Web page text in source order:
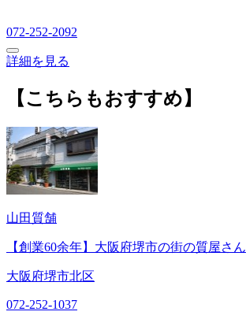
072-252-2092
詳細を見る
【こちらもおすすめ】
山田質舗
【創業60余年】大阪府堺市の街の質屋さん
大阪府堺市北区
072-252-1037